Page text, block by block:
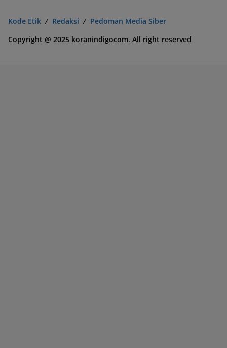
Kode Etik Redaksi
Pedoman Media Siber
Copyright @ 2025 koranindigocom. All right reserved